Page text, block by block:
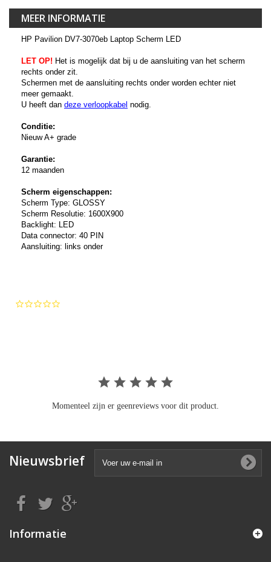
MEER INFORMATIE
HP Pavilion DV7-3070eb Laptop Scherm LED
LET OP! Het is mogelijk dat bij u de aansluiting van het scherm
rechts onder zit.
Schermen met de aansluiting rechts onder worden echter niet
meer gemaakt.
U heeft dan deze verloopkabel nodig.
Conditie:
Nieuw A+ grade
Garantie:
12 maanden
Scherm eigenschappen:
Scherm Type: GLOSSY
Scherm Resolutie: 1600X900
Backlight: LED
Data connector: 40 PIN
Aansluiting: links onder
Momenteel zijn er geenreviews voor dit product.
Nieuwsbrief
Informatie